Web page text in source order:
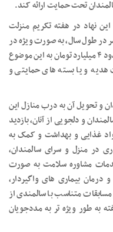
تحت حمایت ارائه کند.
این نهاد در هفته تکریم منزلت
در طول سال، به صورت ویژه در
هفته تکریم از منزلت شامخ سالمندی، مبلغ حدود ۴ میلیارد تومان به این موضوع
و یا بسته های حمایتی و
و تحویل آن به درب منازل این
و دلجویی از آنان، بازدید
غذایی و بهداشت و کمک به
در منزل و سرای سالمندان،
خدمات مشاوره سلامت به صورت
بیماری های واگیردار،
متناسب با سالمندی از
به طور ویژه تر به مددجویان